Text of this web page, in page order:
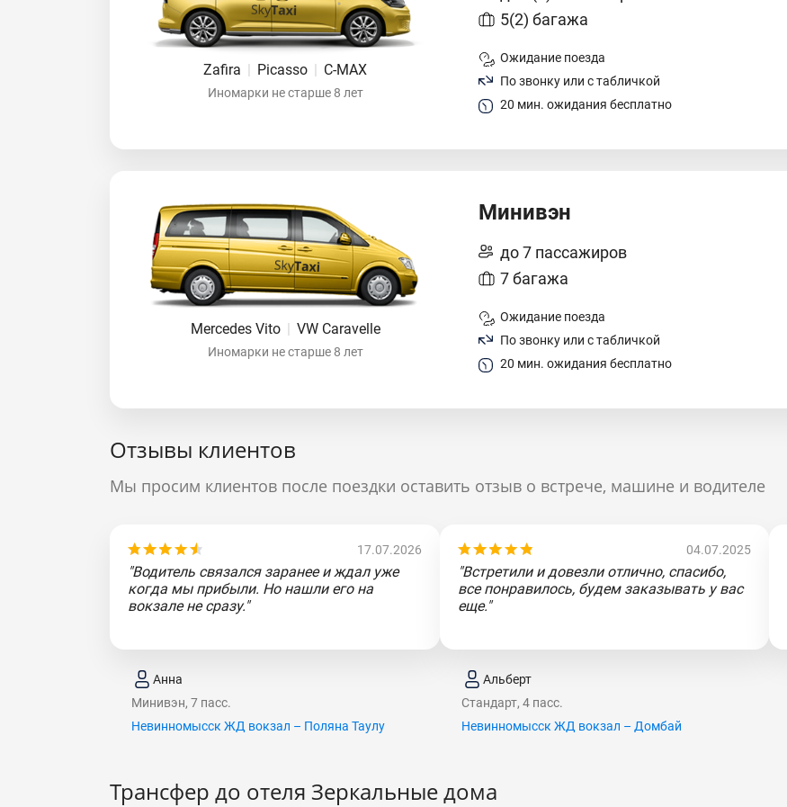
Zafira | Picasso | C-MAX
Иномарки не старше 8 лет
5(2) багажа
Ожидание поезда
По звонку или с табличкой
20 мин. ожидания бесплатно
Mercedes Vito | VW Caravelle
Иномарки не старше 8 лет
Минивэн
до 7 пассажиров
7 багажа
Ожидание поезда
По звонку или с табличкой
20 мин. ожидания бесплатно
Отзывы клиентов
Мы просим клиентов после поездки оставить отзыв о встрече, машине и водителе
17.07.2026
"Водитель связался заранее и ждал уже
когда мы прибыли. Но нашли его на
вокзале не сразу."
Анна
Минивэн, 7 пасс.
Невинномысск ЖД вокзал – Поляна Таулу
04.07.2025
"Встретили и довезли отлично, спасибо,
все понравилось, будем заказывать у вас
еще."
Альберт
Стандарт, 4 пасс.
Невинномысск ЖД вокзал – Домбай
Трансфер до отеля Зеркальные дома